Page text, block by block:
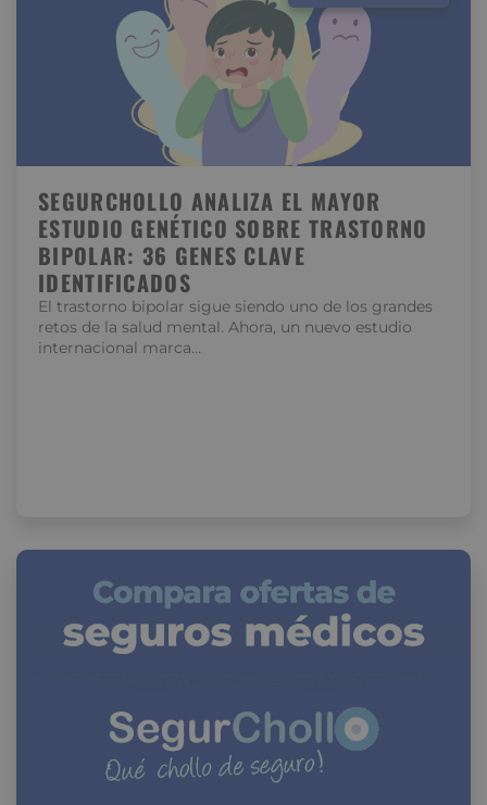
SEGURCHOLLO ANALIZA EL MAYOR
ESTUDIO GENÉTICO SOBRE TRASTORNO
BIPOLAR: 36 GENES CLAVE
IDENTIFICADOS
El trastorno bipolar sigue siendo uno de los grandes
retos de la salud mental. Ahora, un nuevo estudio
internacional marca…